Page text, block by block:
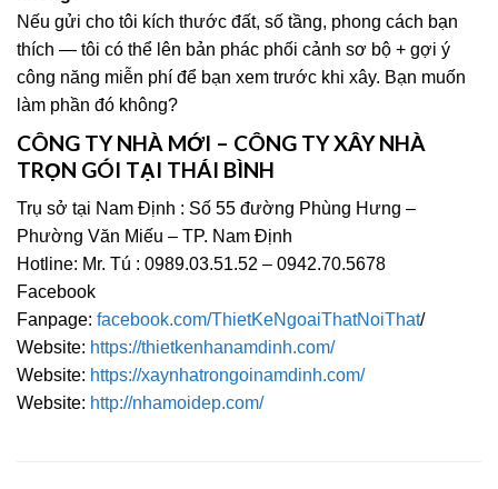
Nếu gửi cho tôi kích thước đất, số tầng, phong cách bạn
thích — tôi có thể lên bản phác phối cảnh sơ bộ + gợi ý
công năng miễn phí để bạn xem trước khi xây. Bạn muốn
làm phần đó không?
CÔNG TY NHÀ MỚI – CÔNG TY XÂY NHÀ
TRỌN GÓI TẠI THÁI BÌNH
Trụ sở tại Nam Định : Số 55 đường Phùng Hưng –
Phường Văn Miếu – TP. Nam Định
Hotline: Mr. Tú : 0989.03.51.52 – 0942.70.5678
Facebook
Fanpage: facebook.com/ThietKeNgoaiThatNoiThat/
Website: https://thietkenhanamdinh.com/
Website: https://xaynhatrongoinamdinh.com/
Website: http://nhamoidep.com/